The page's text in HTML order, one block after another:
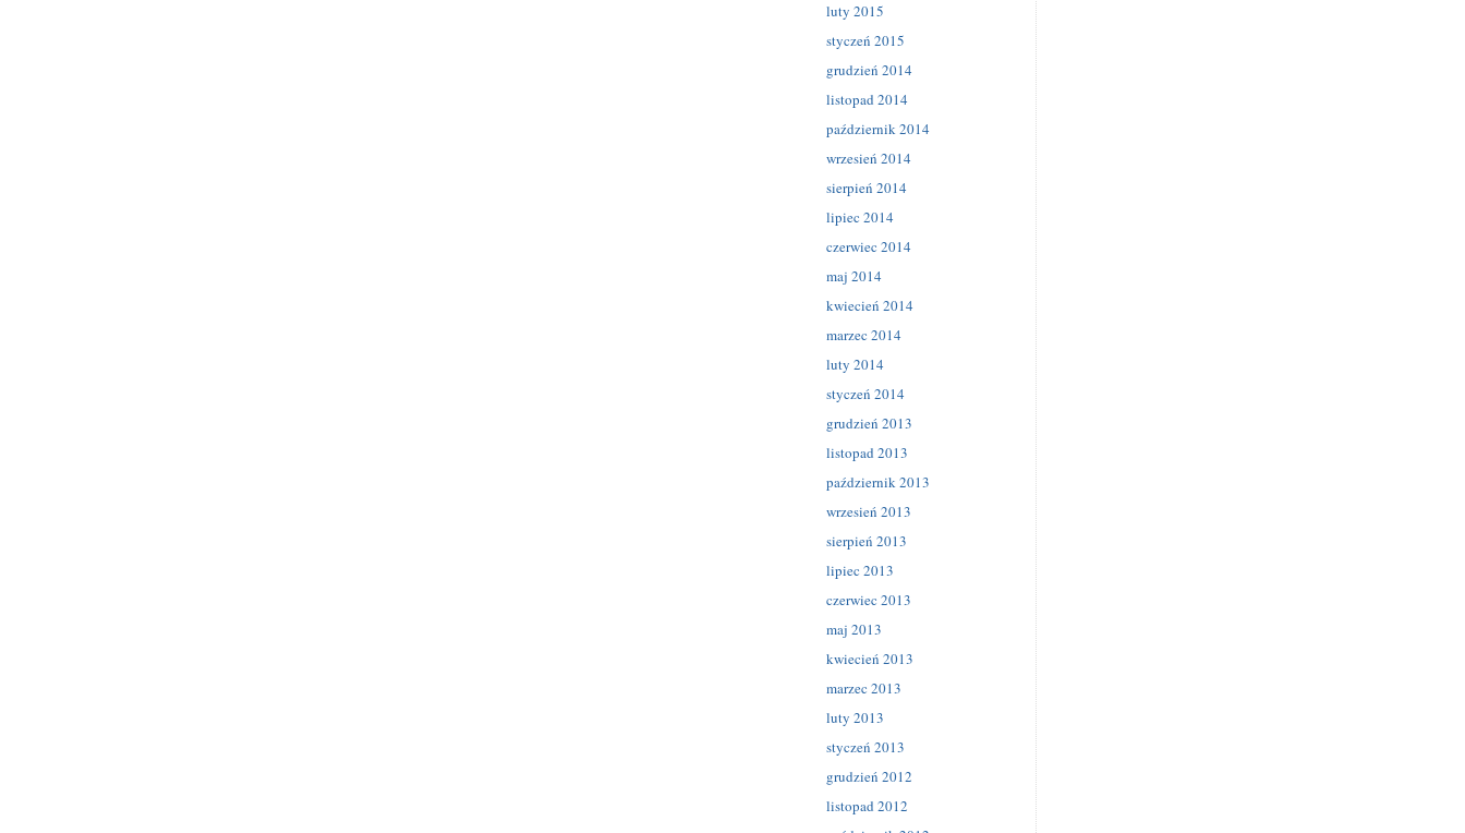
luty 2015
styczeń 2015
grudzień 2014
listopad 2014
październik 2014
wrzesień 2014
sierpień 2014
lipiec 2014
czerwiec 2014
maj 2014
kwiecień 2014
marzec 2014
luty 2014
styczeń 2014
grudzień 2013
listopad 2013
październik 2013
wrzesień 2013
sierpień 2013
lipiec 2013
czerwiec 2013
maj 2013
kwiecień 2013
marzec 2013
luty 2013
styczeń 2013
grudzień 2012
listopad 2012